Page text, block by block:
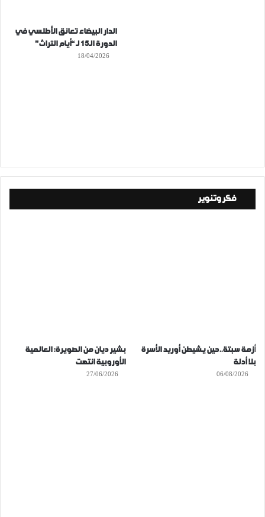
الدار البيضاء تعانق الأطلسي في
الدورة الـ15 لـ “أيام التراث”
18/04/2026
فكر وتنوير
أزمة سبتة..حين يشيطن أوريد الأسرة
بلا أدلة
06/08/2026
بشير ديان من الصويرة: العالمية
الأوروبية انتهت
27/06/2026